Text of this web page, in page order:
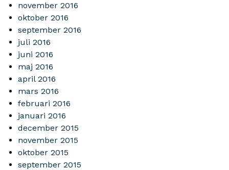
november 2016
oktober 2016
september 2016
juli 2016
juni 2016
maj 2016
april 2016
mars 2016
februari 2016
januari 2016
december 2015
november 2015
oktober 2015
september 2015